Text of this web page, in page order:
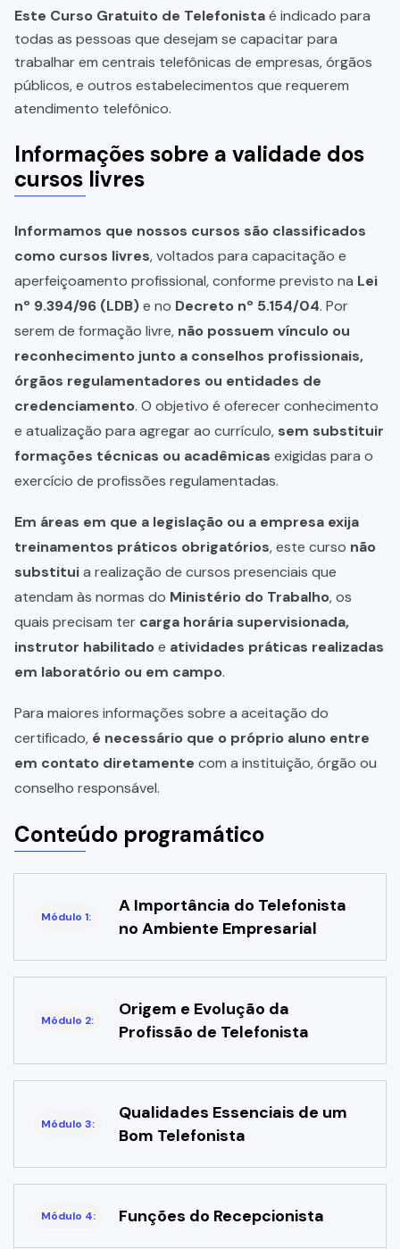
Este Curso Gratuito de Telefonistaé indicado para
todas as pessoas que desejam se capacitar para
trabalhar em centrais telefônicas de empresas, órgãos
públicos, e outros estabelecimentos que requerem
atendimento telefônico.
Informações sobre a validade dos
cursos livres
Informamos que nossos cursos são classificados
como cursos livres, voltados para capacitação e
aperfeiçoamento profissional, conforme previsto na Lei
nº 9.394/96 (LDB)e no Decreto nº 5.154/04. Por
serem de formação livre, não possuem vínculo ou
reconhecimento junto a conselhos profissionais,
órgãos regulamentadores ou entidades de
credenciamento. O objetivo é oferecer conhecimento
e atualização para agregar ao currículo, sem substituir
formações técnicas ou acadêmicas exigidas para o
exercício de profissões regulamentadas.
Em áreas em que a legislação ou a empresa exija
treinamentos práticos obrigatórios, este curso não
substituia realização de cursos presenciais que
atendam às normas do Ministério do Trabalho, os
quais precisam ter carga horária supervisionada,
instrutor habilitadoe atividades práticas realizadas
em laboratório ou em campo.
Para maiores informações sobre a aceitação do
certificado, é necessário que o próprio aluno entre
em contato diretamente com a instituição, órgão ou
conselho responsável.
Conteúdo programático
Módulo 1:
A Importância do Telefonista
no Ambiente Empresarial
Módulo 2:
Origem e Evolução da
Profissão de Telefonista
Módulo 3:
Qualidades Essenciais de um
Bom Telefonista
Módulo 4: Funções do Recepcionista